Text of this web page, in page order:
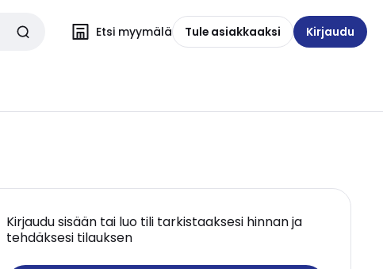
Etsi myymälä Tule asiakkaaksi Kirjaudu
Kirjaudu sisään tai luo tili tarkistaaksesi hinnan ja
tehdäksesi tilauksen